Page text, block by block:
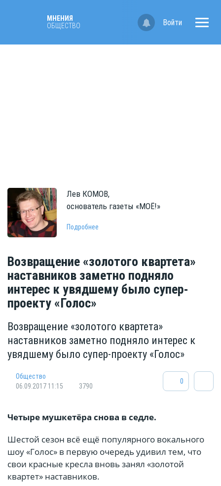
МНЕНИЯ
ОБЩЕСТВО
Войти
Лев КОМОВ,
основатель газеты «МОЁ!»
Подробнее
Возвращение «золотого квартета»
наставников заметно подняло
интерес к увядшему было супер-
проекту «Голос»
Возвращение «золотого квартета»
наставников заметно подняло интерес к
увядшему было супер-проекту «Голос»
Общество
06.09.2017 11:15
3790
0
Четыре мушкетёра снова в седле.
Шестой сезон всё ещё популярного вокального
шоу «Голос» в первую очередь удивил тем, что
свои красные кресла вновь занял «золотой
квартет» наставников.